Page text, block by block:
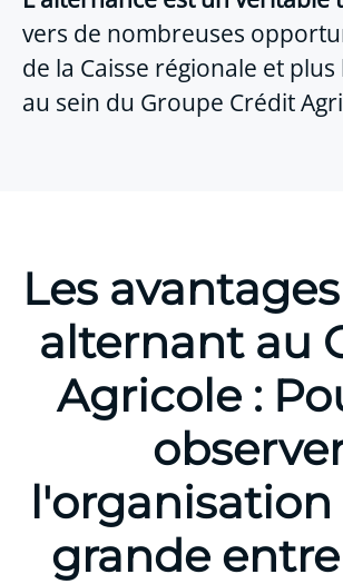
vers de nombreuses
de la Caisse régionale et
au sein du Groupe Crédit
Les
alternant au
Agricole :
grande